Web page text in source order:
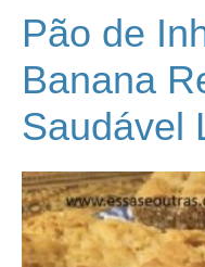
Pão de
Banana
Saudável